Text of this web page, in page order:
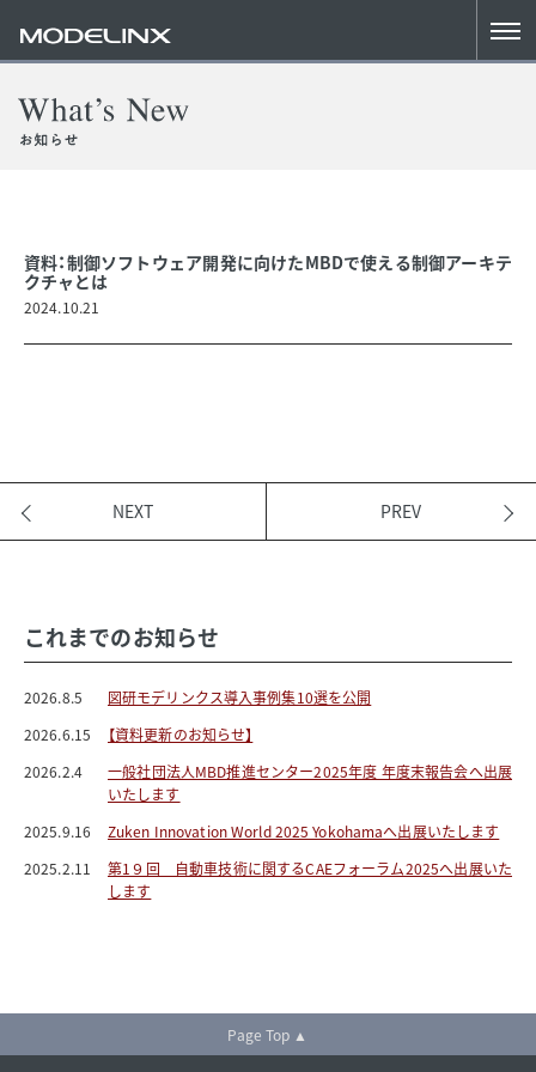
資料：制御ソフトウェア開発に向けたMBDで使える制御アーキテ
クチャとは
2024.10.21
NEXT PREV
これまでのお知らせ
2026.8.5
図研モデリンクス導入事例集10選を公開
2026.6.15
【資料更新のお知らせ】
2026.2.4
一般社団法人MBD推進センター2025年度 年度末報告会へ出展
いたします
2025.9.16
Zuken Innovation World 2025 Yokohamaへ出展いたします
2025.2.11
第1９回 自動車技術に関するCAEフォーラム2025へ出展いた
します
Page Top ▲